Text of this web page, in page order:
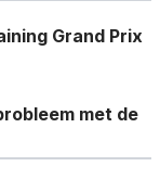
Grand Prix
met de